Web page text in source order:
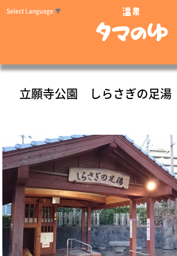
Select Language ▼ 温泉
タマのゆ
立願寺公園 しらさぎの足湯